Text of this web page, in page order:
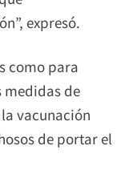
expresó.
como para
medidas de
vacunación
de portar el